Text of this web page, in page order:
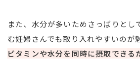
また、水分が多いためさっぱりとし
む妊婦さんでも取り入れやすいのが
ビタミンや水分を同時に摂取できる